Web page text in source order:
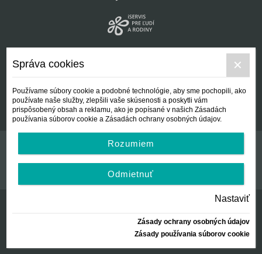
Kontakt
Všeobecné podmienky
© Centrálna nezisková spoločnosť | since 2012
Správa cookies
Používame súbory cookie a podobné technológie, aby sme pochopili, ako
používate naše služby, zlepšili vaše skúsenosti a poskytli vám
prispôsobený obsah a reklamu, ako je popísané v našich Zásadách
používania súborov cookie a Zásadách ochrany osobných údajov.
Rozumiem
Odmietnuť
Nastaviť
Zásady ochrany osobných údajov
Zásady používania súborov cookie